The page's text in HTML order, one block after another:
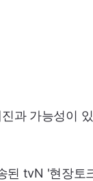
과 가능성이
된 tvN '현장토